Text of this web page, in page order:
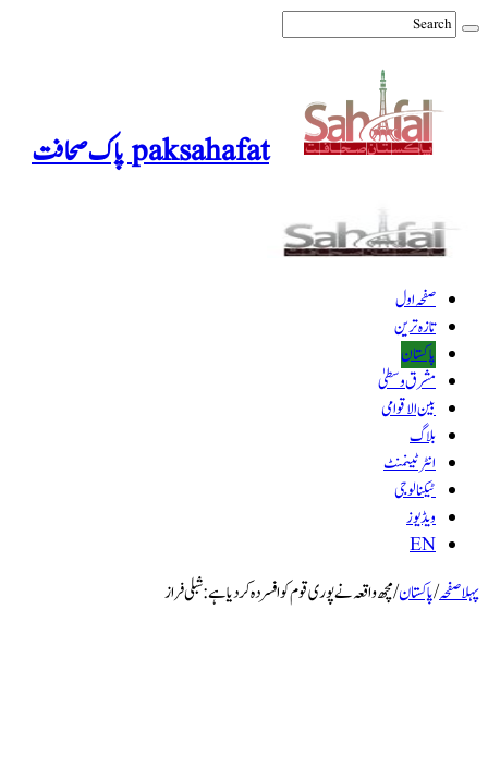
paksahafat پاک صحافت
صفحہ اول
تازہ ترین
پاکستان
مشرق وسطیٰ
بین الاقوامی
بلاگ
انٹرٹینمنٹ
ٹیکنالوجی
ویڈیوز
EN
پہلا صفحہ/پاکستان/مچھ واقعہ نے پوری قوم کو افسردہ کر دیا ہے: شبلی فراز